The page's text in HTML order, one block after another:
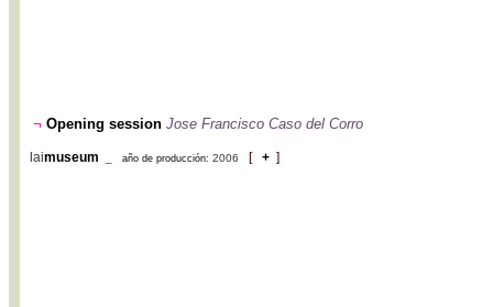
¬ Opening session Jose Francisco Caso del Corro
laimuseum año de producción: 2006 [ + ]